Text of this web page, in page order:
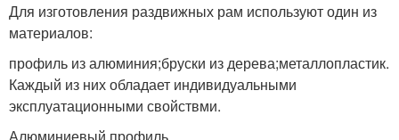
Для изготовления раздвижных рам используют один из
материалов:
профиль из алюминия;бруски из дерева;металлопластик.
Каждый из них обладает индивидуальными
эксплуатационными свойствми.